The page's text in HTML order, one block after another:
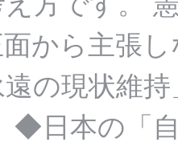
から主張
の現状維
◆日本の「